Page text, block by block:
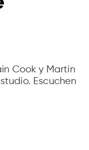
Cook y Martin
Escuchen